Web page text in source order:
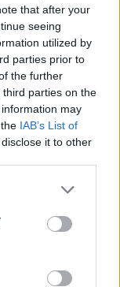
that after your
seeing
utilized by
parties prior to
the further
parties on the
may
IAB’s List of
it to other
fait une